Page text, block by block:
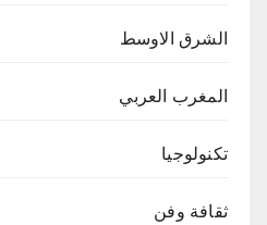
الشرق الاوسط
المغرب العربي
تكنولوجيا
ثقافة وفن